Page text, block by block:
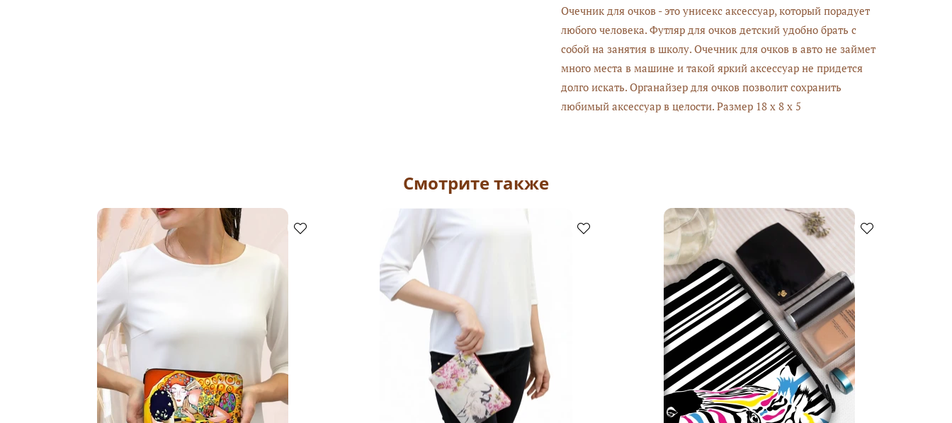
Очечник для очков - это унисекс аксессуар, который порадует
любого человека. Футляр для очков детский удобно брать с
собой на занятия в школу. Очечник для очков в авто не займет
много места в машине и такой яркий аксессуар не придется
долго искать. Органайзер для очков позволит сохранить
любимый аксессуар в целости. Размер 18 х 8 х 5
Смотрите также